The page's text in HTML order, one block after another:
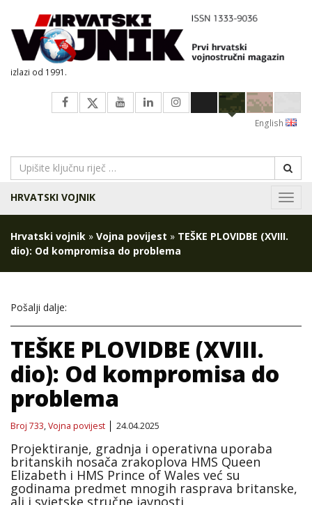
izlazi od 1991.
English
HRVATSKI VOJNIK
Hrvatski vojnik » Vojna povijest » TEŠKE PLOVIDBE (XVIII.
dio): Od kompromisa do problema
Pošalji dalje:
TEŠKE PLOVIDBE (XVIII.
dio): Od kompromisa do
problema
Broj 733,Vojna povijest 24.04.2025
Projektiranje, gradnja i operativna uporaba
britanskih nosača zrakoplova HMS Queen
Elizabeth i HMS Prince of Wales već su
godinama predmet mnogih rasprava britanske,
ali i svjetske stručne javnosti